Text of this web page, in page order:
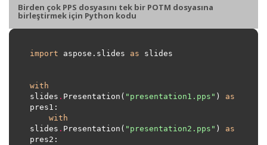
Birden çok PPS dosyasını tek bir POTM dosyasına
birleştirmek için Python kodu
import aspose.slides as
with
slides . Presentation( "presentation1.pps" ) as
with
slides . Presentation( "presentation2.pps" ) as